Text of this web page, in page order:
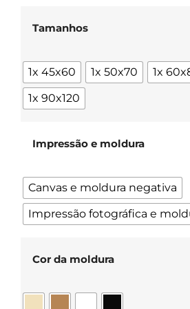
Tamanhos
1x 45x60 1x 50x70 1x
1x 90x120
Impressão e moldura
Canvas e moldura negativa
Impressão fotográfica e
Cor da moldura